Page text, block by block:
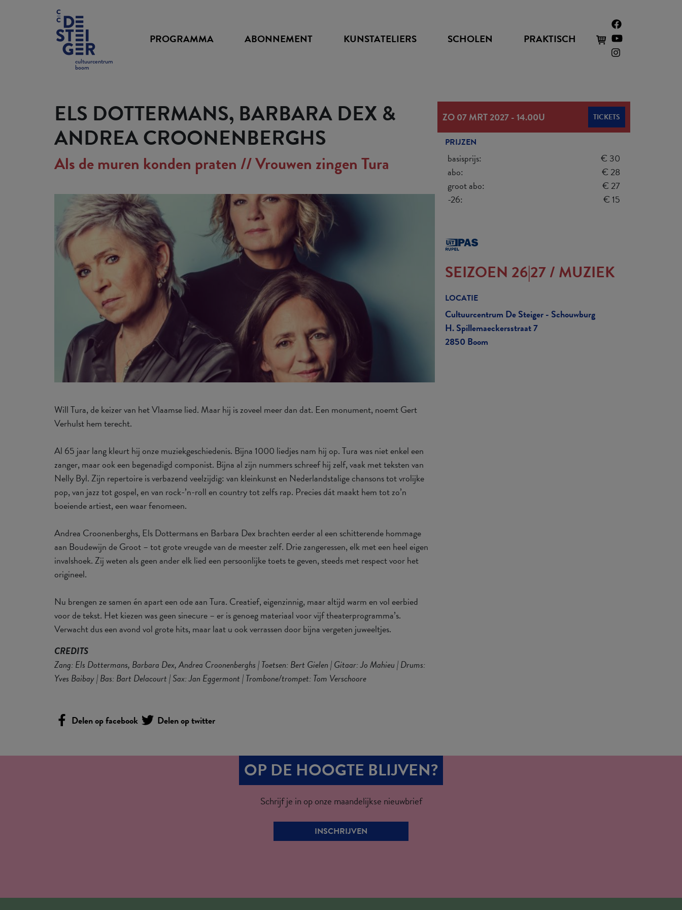
cultuurcentrum
boom
PROGRAMMA ABONNEMENT KUNSTATELIERS SCHOLEN PRAKTISCH
ELS DOTTERMANS, BARBARA DEX &
ANDREA CROONENBERGHS
Als de muren konden praten // Vrouwen zingen Tura
Will Tura, de keizer van het Vlaamse lied. Maar hij is zoveel meer dan dat. Een monument, noemt Gert
Verhulst hem terecht.
Al 65 jaar lang kleurt hij onze muziekgeschiedenis. Bijna 1000 liedjes nam hij op. Tura was niet enkel een
zanger, maar ook een begenadigd componist. Bijna al zijn nummers schreef hij zelf, vaak met teksten van
Nelly Byl. Zijn repertoire is verbazend veelzijdig: van kleinkunst en Nederlandstalige chansons tot vrolijke
pop, van jazz tot gospel, en van rock-’n-roll en country tot zelfs rap. Precies dát maakt hem tot zo’n
boeiende artiest, een waar fenomeen.
Andrea Croonenberghs, Els Dottermans en Barbara Dex brachten eerder al een schitterende hommage
aan Boudewijn de Groot – tot grote vreugde van de meester zelf. Drie zangeressen, elk met een heel eigen
invalshoek. Zij weten als geen ander elk lied een persoonlijke toets te geven, steeds met respect voor het
origineel.
Nu brengen ze samen én apart een ode aan Tura. Creatief, eigenzinnig, maar altijd warm en vol eerbied
voor de tekst. Het kiezen was geen sinecure – er is genoeg materiaal voor vijf theaterprogramma’s.
Verwacht dus een avond vol grote hits, maar laat u ook verrassen door bijna vergeten juweeltjes.
CREDITS
Zang: Els Dottermans, Barbara Dex, Andrea Croonenberghs | Toetsen: Bert Gielen | Gitaar: Jo Mahieu | Drums:
Yves Baibay | Bas: Bart Delacourt | Sax: Jan Eggermont | Trombone/trompet: Tom Verschoore
Delen op facebook Delen op twitter
ZO 07 MRT 2027-14.00U TICKETS
PRIJZEN
basisprijs:
€ 30
abo:
€ 28
groot abo:
€ 27
-26:
€ 15
SEIZOEN 26|27/ MUZIEK
LOCATIE
Cultuurcentrum De Steiger - Schouwburg
H. Spillemaeckersstraat 7
2850 Boom
OP DE HOOGTE BLIJVEN?
Schrijf je in op onze maandelijkse nieuwbrief
INSCHRIJVEN